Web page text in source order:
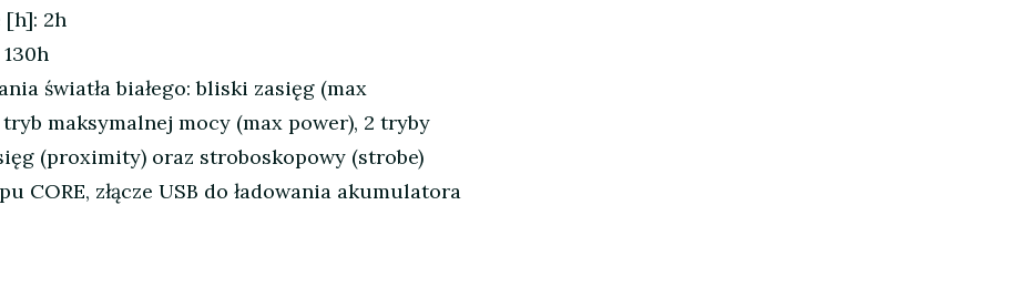
[h]: 2h
światła białego: bliski zasięg (max
maksymalnej mocy (max power), 2 tryby
(proximity) oraz stroboskopowy (strobe)
CORE, złącze USB do ładowania akumulatora